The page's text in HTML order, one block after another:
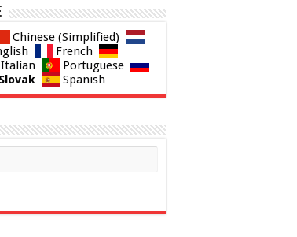
Chinese (Simplified)
French
Italian
Portuguese
Slovak Spanish